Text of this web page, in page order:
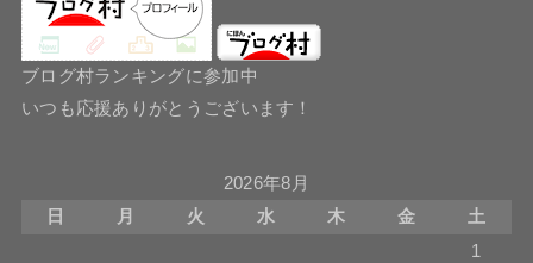
ブログ村ランキングに参加中
いつも応援ありがとうございます！
2026年8月
日
月 火 水 木 金
土
1